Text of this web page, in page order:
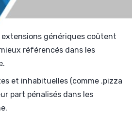
extensions génériques coûtent
référencés dans les
et inhabituelles (comme .pizza
part pénalisés dans les